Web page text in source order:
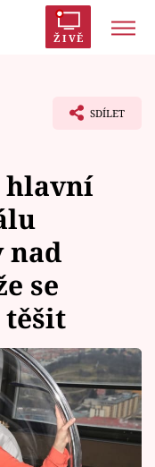
ŽIVĚ
SDÍLET
hlavní
nad
se
těšit